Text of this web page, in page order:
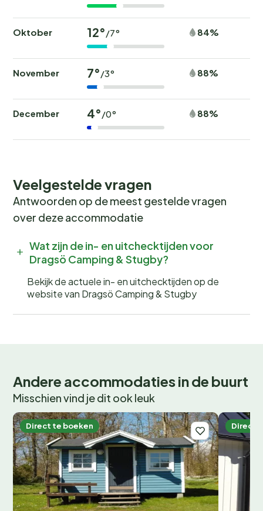
Oktober 12° /7° 84%
November 7° /3° 88%
December 4° /0° 88%
Veelgestelde vragen
Antwoorden op de meest gestelde vragen
over deze accommodatie
Wat zijn de in- en uitchecktijden voor
Dragsö Camping & Stugby?
Bekijk de actuele in- en uitchecktijden op de
website van Dragsö Camping & Stugby
Andere accommodaties in de buurt
Misschien vind je dit ook leuk
Direct te boeken Direct